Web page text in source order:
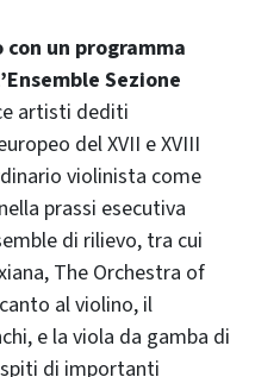
un programma
Sezione
artisti dediti
del XVII e XVIII
violinista come
prassi esecutiva
di rilievo, tra cui
The Orchestra of
al violino, il
e la viola da gamba di
di importanti